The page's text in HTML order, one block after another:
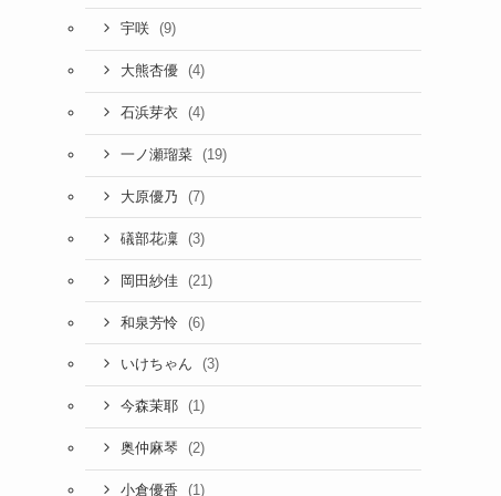
宇咲 (9)
大熊杏優 (4)
石浜芽衣 (4)
一ノ瀬瑠菜 (19)
大原優乃 (7)
礒部花凜 (3)
岡田紗佳 (21)
和泉芳怜 (6)
いけちゃん (3)
今森茉耶 (1)
奥仲麻琴 (2)
小倉優香 (1)